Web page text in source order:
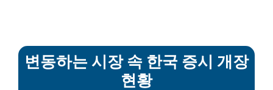
변동하는 시장 속 한국 증시 개장
현황